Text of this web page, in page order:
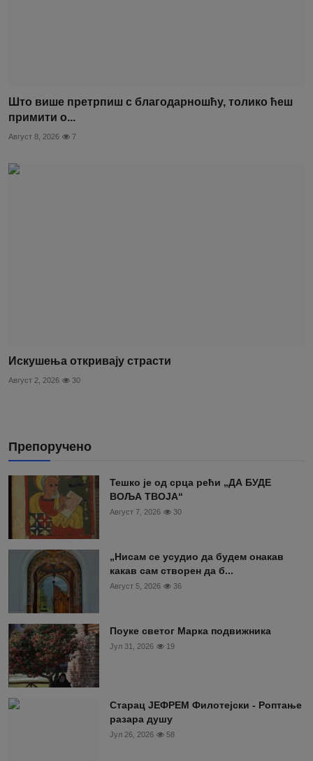
Што више претрпиш с благодарношћу, толико ћеш
примити о...
Август 8, 2026 7
Искушења откривају страсти
Август 2, 2026 30
Препоручено
Тешко је од срца рећи „ДА БУДЕ
ВОЉА ТВОЈА“
Август 7, 2026 30
„Нисам се усудио да будем онакав
какав сам створен да б...
Август 5, 2026 36
Поуке светог Марка подвижника
Јул 31, 2026 19
Старац ЈЕФРЕМ Филотејски - Роптање
разара душу
Јул 26, 2026 58